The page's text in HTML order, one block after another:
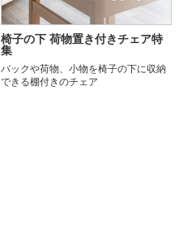
椅子の下 荷物置き付きチェア特
集
バックや荷物、小物を椅子の下に収納
できる棚付きのチェア